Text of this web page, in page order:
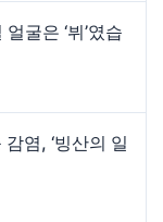
굴은 ‘뷔’였습
염, ‘빙산의 일